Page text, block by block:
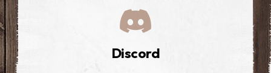
le
post
sur
facebook
Discord